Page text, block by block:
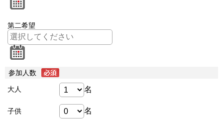
第二希望
参加人数
大人 名
子供 名